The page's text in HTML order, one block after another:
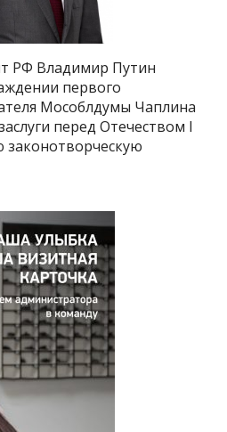
РФ Владимир Путин
первого
Мособлдумы Чаплина
перед Отечеством I
законотворческую